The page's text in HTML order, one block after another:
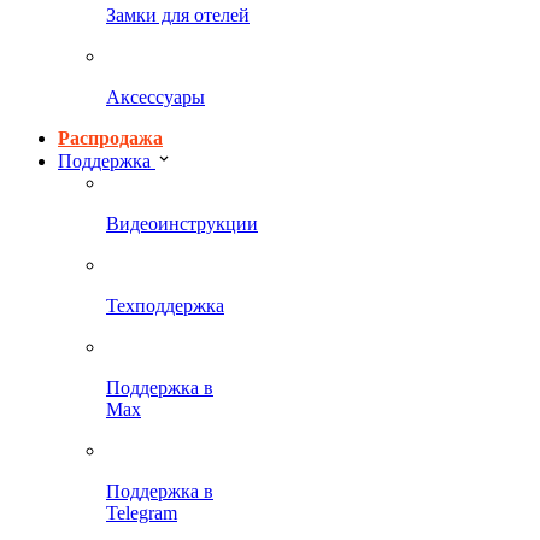
Замки для отелей
Аксессуары
Распродажа
Поддержка
Видеоинструкции
Техподдержка
Поддержка в
Max
Поддержка в
Telegram